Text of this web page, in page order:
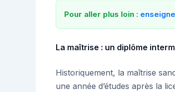
Pour aller plus loin :
La maîtrise : un diplôme
Historiquement, la maîtrise
une année d’études après la